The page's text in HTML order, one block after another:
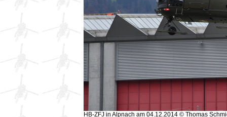
HB-ZFJ in Alpnach am 04.12.2014 © Thomas